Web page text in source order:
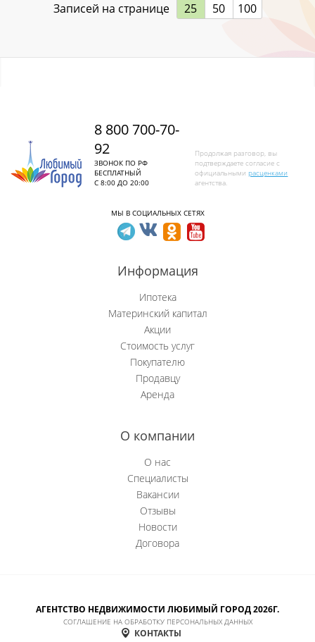
Куртуково с
Малиновка (Калт.)
Орджоникидзевский р-н
Записей на странице 25 50 100
8 800 700-70-
92
ЗВОНОК ПО РФ
БЕСПЛАТНЫЙ
С 8:00 ДО 20:00
Продолжая разговор, вы
подтверждаете согласие с
официальнымирасценками
агентства.
МЫ В СОЦИАЛЬНЫХ СЕТЯХ
Информация
Ипотека
Материнский капитал
Акции
Стоимость услуг
Покупателю
Продавцу
Аренда
О компании
О нас
Специалисты
Вакансии
Отзывы
Новости
Договора
АГЕНТСТВО НЕДВИЖИМОСТИ ЛЮБИМЫЙ ГОРОД 2026Г.
СОГЛАШЕНИЕ НА ОБРАБОТКУ ПЕРСОНАЛЬНЫХ ДАННЫХ
КОНТАКТЫ